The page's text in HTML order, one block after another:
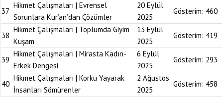
37
Hikmet Çalışmaları | Evrensel
Sorunlara Kur’an’dan Çözümler
20 Eylül
2025
Gösterim: 460
38
Hikmet Çalışmaları | Toplumda Giyim
Kuşam
13 Eylül
2025
Gösterim: 419
39
Hikmet Çalışmaları | Mirasta Kadın-
Erkek Dengesi
6 Eylül
2025
Gösterim: 293
40
Hikmet Çalışmaları | Korku Yayarak
İnsanları Sömürenler
2 Ağustos
2025
Gösterim: 458